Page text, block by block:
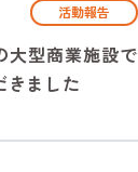
活動報告
型商業施設で
きました